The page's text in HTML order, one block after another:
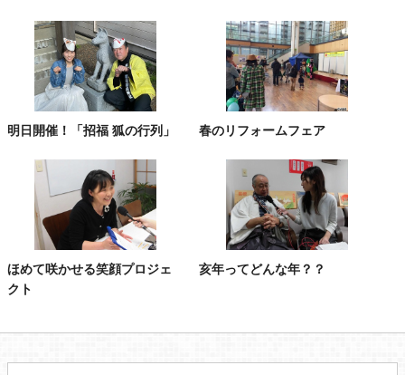
明日開催！「招福 狐の行列」 春のリフォームフェア
ほめて咲かせる笑顔プロジェ
クト
亥年ってどんな年？？